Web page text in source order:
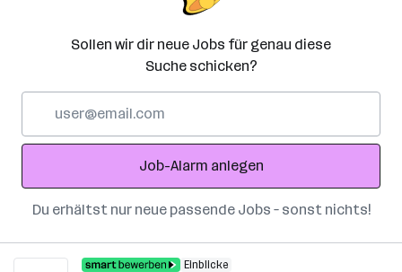
Sollen wir dir neue Jobs für genau diese
Suche schicken?
Adresse
Job-Alarm anlegen
Du erhältst nur neue passende Jobs – sonst nichts!
Einblicke